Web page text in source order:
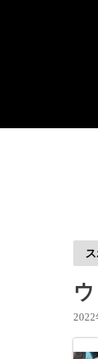
2022